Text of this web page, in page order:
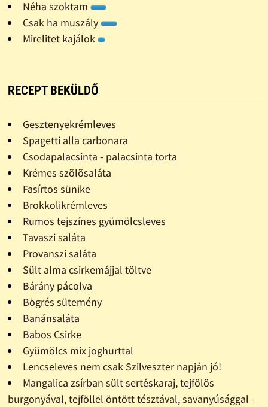
Néha szoktam
Csak ha muszály
Mirelitet kajálok
RECEPT BEKÜLDŐ
Gesztenyekrémleves
Spagetti alla carbonara
Csodapalacsinta - palacsinta torta
Krémes szõlõsaláta
Fasírtos sünike
Brokkolikrémleves
Rumos tejszínes gyümölcsleves
Tavaszi saláta
Provanszi saláta
Sült alma csirkemájjal töltve
Bárány pácolva
Bögrés sütemény
Banánsaláta
Babos Csirke
Gyümölcs mix joghurttal
Lencseleves nem csak Szilveszter napján jó!
Mangalica zsírban sült sertéskaraj, tejfölös
burgonyával, tejföllel öntött tésztával, savanyúsággal -